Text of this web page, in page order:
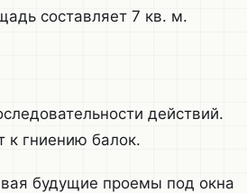
составляет 7 кв. м.
действий.
к гниению балок.
будущие проемы под окна